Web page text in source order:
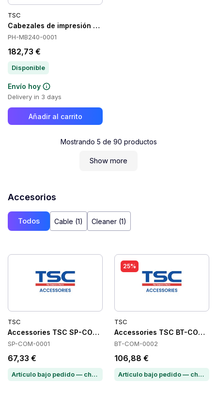
TSC
Cabezales de impresión TSC PH-MB240-0001
PH-MB240-0001
182,73 €
Disponible
Envío hoy
Delivery in 3 days
Añadir al carrito
Mostrando 5 de 90 productos
Show more
Accesorios
Todos Cable (1) Cleaner (1)
TSC
Accessories TSC SP-COM-0001
SP-COM-0001
67,33 €
Artículo bajo pedido — chatea para conocer el plazo de entrega
25%
TSC
Accessories TSC BT-COM-
BT-COM-0002
106,88 €
Artículo bajo pedido — chatea para conocer el plazo de entrega